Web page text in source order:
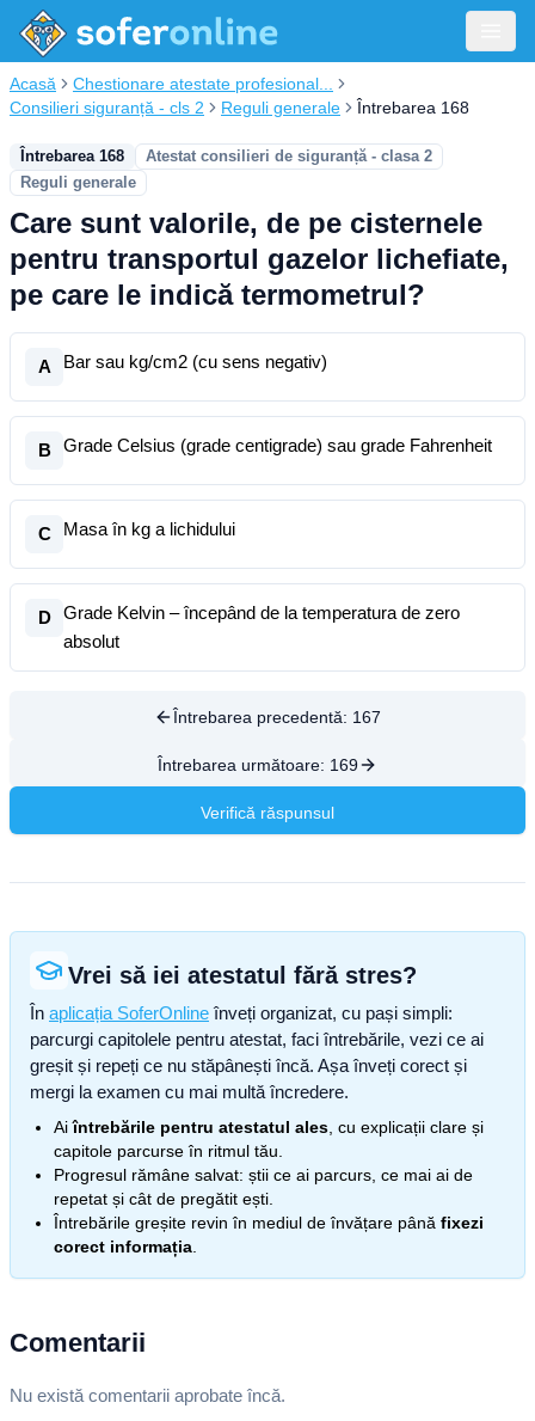
Acasă
Chestionare atestate profesional...
Consilieri siguranță - cls 2
Reguli generale Întrebarea 168
Întrebarea 168
Atestat consilieri de siguranță - clasa 2
Reguli generale
Care sunt valorile, de pe cisternele
pentru transportul gazelor lichefiate,
pe care le indică termometrul?
A Bar sau kg/cm2 (cu sens negativ)
B Grade Celsius (grade centigrade) sau grade Fahrenheit
C Masa în kg a lichidului
D
Grade Kelvin – începând de la temperatura de zero
absolut
Întrebarea precedentă: 167
Întrebarea următoare: 169
Verifică răspunsul
Vrei să iei atestatul fără stres?
În aplicația SoferOnline înveți organizat, cu pași simpli:
parcurgi capitolele pentru atestat, faci întrebările, vezi ce ai
greșit și repeți ce nu stăpânești încă. Așa înveți corect și
mergi la examen cu mai multă încredere.
Aiîntrebările pentru atestatul ales , cu explicații clare și
capitole parcurse în ritmul tău.
Progresul rămâne salvat: știi ce ai parcurs, ce mai ai de
repetat și cât de pregătit ești.
Întrebările greșite revin în mediul de învățare până fixezi
corect informația
Comentarii
Nu există comentarii aprobate încă.